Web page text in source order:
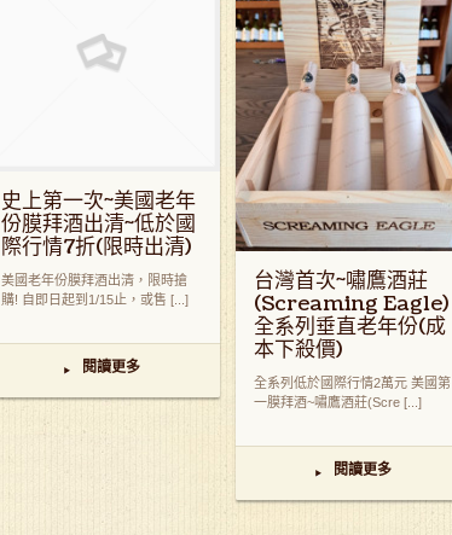
史上第一次~美國老年
份膜拜酒出清~低於國
際行情7折(限時出清)
美國老年份膜拜酒出清，限時搶
購! 自即日起到1/15止，或售 [...]
▸ 閱讀更多
台灣首次~嘯鷹酒莊
(Screaming Eagle)
全系列垂直老年份(成
本下殺價)
全系列低於國際行情2萬元 美國第
一膜拜酒~嘯鷹酒莊(Scre [...]
▸ 閱讀更多